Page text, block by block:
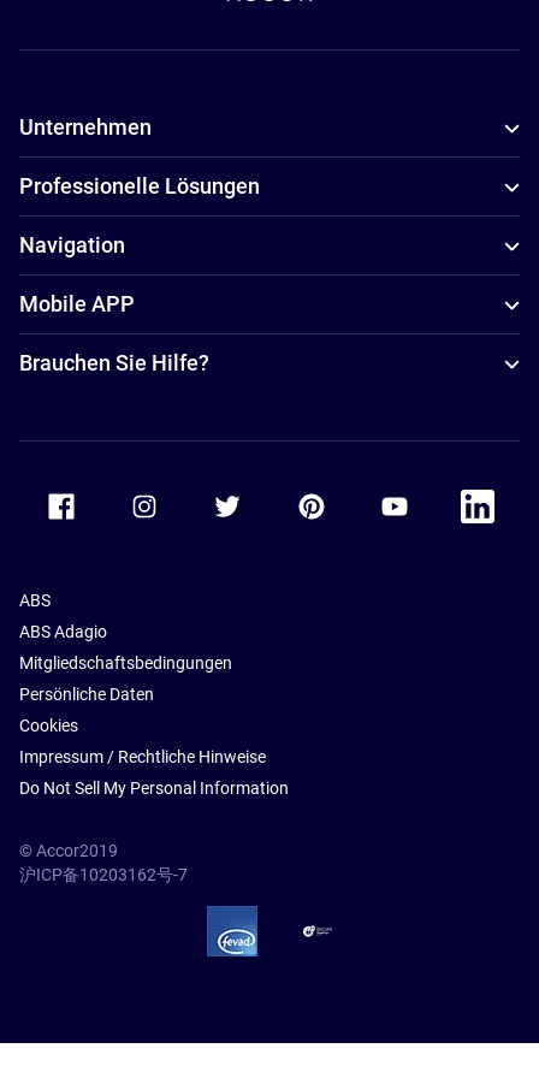
Unternehmen
Professionelle Lösungen
Navigation
Mobile APP
Brauchen Sie Hilfe?
Accor Facebook Accor TwitterAccor PinterestAccor Youtube
Accor
ABS
ABS Adagio
Mitgliedschaftsbedingungen
Persönliche Daten
Cookies
Impressum / Rechtliche Hinweise
Do Not Sell My Personal Information
© Accor2019
沪ICP备10203162号-7